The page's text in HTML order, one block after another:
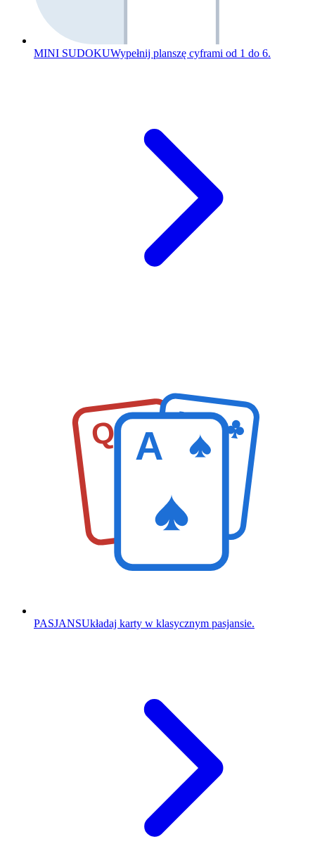
MINI SUDOKUWypełnij planszę cyframi od 1 do 6.
Q K
A
PASJANSUkładaj karty w klasycznym pasjansie.